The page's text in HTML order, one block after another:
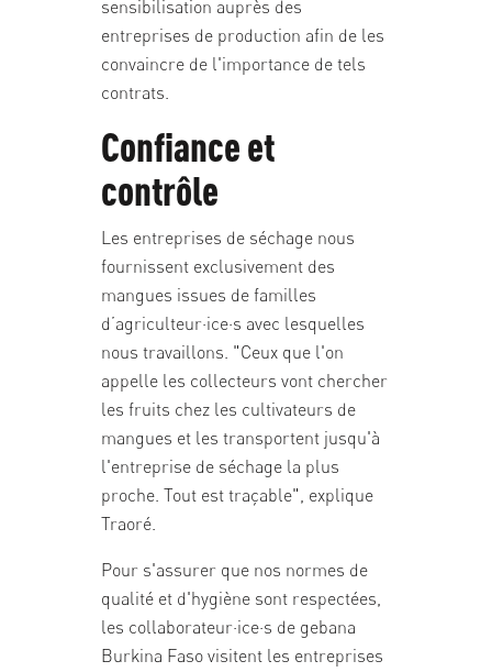
sensibilisation auprès des
entreprises de production afin de les
convaincre de l'importance de tels
contrats.
Confiance et
contrôle
Les entreprises de séchage nous
fournissent exclusivement des
mangues issues de familles
d’agriculteur·ice·s avec lesquelles
nous travaillons. "Ceux que l'on
appelle les collecteurs vont chercher
les fruits chez les cultivateurs de
mangues et les transportent jusqu'à
l'entreprise de séchage la plus
proche. Tout est traçable", explique
Traoré.
Pour s'assurer que nos normes de
qualité et d'hygiène sont respectées,
les collaborateur·ice·s de gebana
Burkina Faso visitent les entreprises